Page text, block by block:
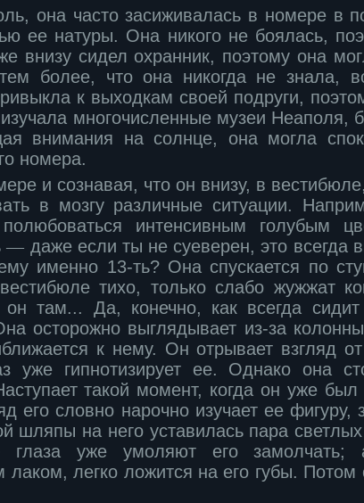
она часто засиживалась в номере в
ее натуры. Она никого не боялась,
внизу сидел охранник, поэтому она
более, что она никогда не знала,
к выходкам своей подруги,
многочисленные музеи Неаполя,
внимания на солнце, она могла
номера.
и сознавая, что он внизу, в
в мозгу различные ситуации.
интенсивным голубым
― даже если ты не суеверен, это всегда
именно 13-ть? Она спускается по
тихо, только слабо жужжат
он там... Да, конечно, как всегда
осторожно выглядывает из-за колонны
к нему. Он отрывает взгляд
уже гипнотизирует ее. Однако она
такой момент, когда он уже
его словно нарочно изучает ее фигуру,
шляпы на него уставилась пара
уже умоляют его замолчать;
легко ложится на его губы. Потом